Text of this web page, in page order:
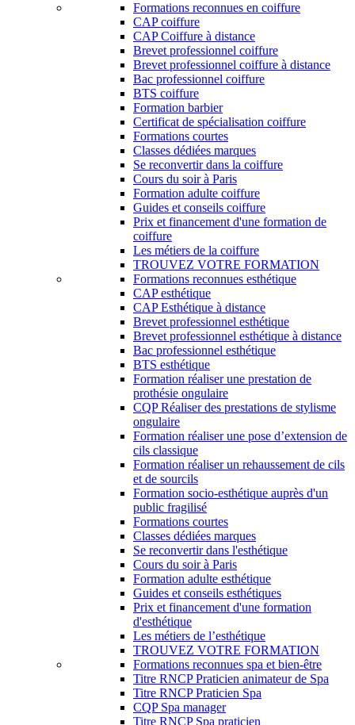
Formations reconnues en coiffure
CAP coiffure
CAP Coiffure à distance
Brevet professionnel coiffure
Brevet professionnel coiffure à distance
Bac professionnel coiffure
BTS coiffure
Formation barbier
Certificat de spécialisation coiffure
Formations courtes
Classes dédiées marques
Se reconvertir dans la coiffure
Cours du soir à Paris
Formation adulte coiffure
Guides et conseils coiffure
Prix et financement d'une formation de
coiffure
Les métiers de la coiffure
TROUVEZ VOTRE FORMATION
Formations reconnues esthétique
CAP esthétique
CAP Esthétique à distance
Brevet professionnel esthétique
Brevet professionnel esthétique à distance
Bac professionnel esthétique
BTS esthétique
Formation réaliser une prestation de
prothésie ongulaire
CQP Réaliser des prestations de stylisme
ongulaire
Formation réaliser une pose d’extension de
cils classique
Formation réaliser un rehaussement de cils
et de sourcils
Formation socio-esthétique auprès d'un
public fragilisé
Formations courtes
Classes dédiées marques
Se reconvertir dans l'esthétique
Cours du soir à Paris
Formation adulte esthétique
Guides et conseils esthétiques
Prix et financement d'une formation
d'esthétique
Les métiers de l’esthétique
TROUVEZ VOTRE FORMATION
Formations reconnues spa et bien-être
Titre RNCP Praticien animateur de Spa
Titre RNCP Praticien Spa
CQP Spa manager
Titre RNCP Spa praticien